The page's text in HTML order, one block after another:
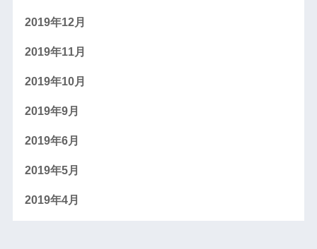
2019年12月
2019年11月
2019年10月
2019年9月
2019年6月
2019年5月
2019年4月